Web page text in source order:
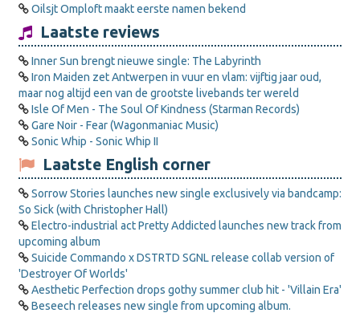
Oilsjt Omploft maakt eerste namen bekend
Laatste reviews
Inner Sun brengt nieuwe single: The Labyrinth
Iron Maiden zet Antwerpen in vuur en vlam: vijftig jaar oud,
maar nog altijd een van de grootste livebands ter wereld
Isle Of Men - The Soul Of Kindness (Starman Records)
Gare Noir - Fear (Wagonmaniac Music)
Sonic Whip - Sonic Whip II
Laatste English corner
Sorrow Stories launches new single exclusively via bandcamp:
So Sick (with Christopher Hall)
Electro-industrial act Pretty Addicted launches new track from
upcoming album
Suicide Commando x DSTRTD SGNL release collab version of
'Destroyer Of Worlds'
Aesthetic Perfection drops gothy summer club hit - 'Villain Era'
Beseech releases new single from upcoming album.